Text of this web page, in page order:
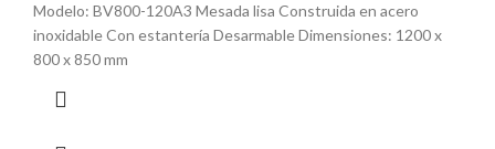
Modelo: BV800-120A3 Mesada lisa Construida en acero
inoxidable Con estantería Desarmable Dimensiones: 1200 x
800 x 850 mm